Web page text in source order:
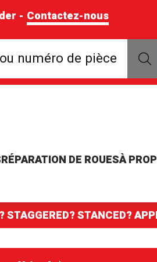
- Contactez-nous
numéro de pièce
par marque,
RÉPARATION DE ROUESÀ
STAGGERED? STANCED?